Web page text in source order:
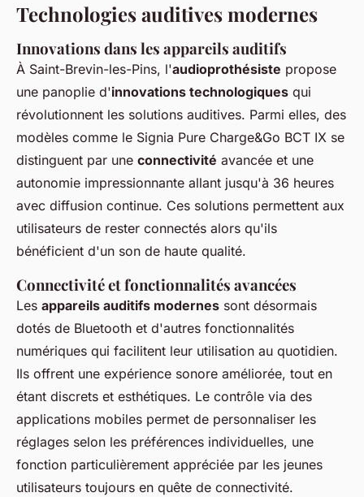
Technologies auditives modernes
Innovations dans les appareils auditifs
À Saint-Brevin-les-Pins, l'audioprothésiste propose
une panoplie d'innovations technologiques qui
révolutionnent les solutions auditives. Parmi elles, des
modèles comme le Signia Pure Charge&Go BCT IX se
distinguent par une connectivité avancée et une
autonomie impressionnante allant jusqu'à 36 heures
avec diffusion continue. Ces solutions permettent aux
utilisateurs de rester connectés alors qu'ils
bénéficient d'un son de haute qualité.
Connectivité et fonctionnalités avancées
Les appareils auditifs modernes sont désormais
dotés de Bluetooth et d'autres fonctionnalités
numériques qui facilitent leur utilisation au quotidien.
Ils offrent une expérience sonore améliorée, tout en
étant discrets et esthétiques. Le contrôle via des
applications mobiles permet de personnaliser les
réglages selon les préférences individuelles, une
fonction particulièrement appréciée par les jeunes
utilisateurs toujours en quête de connectivité.